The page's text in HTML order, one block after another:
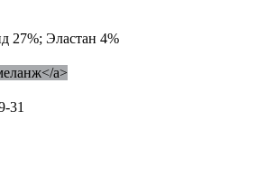
27%; Эластан 4%
a>
31